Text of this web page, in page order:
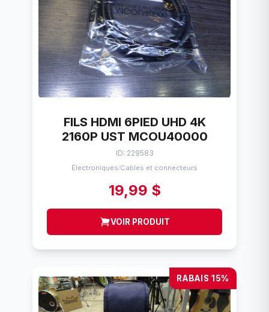
FILS HDMI 6PIED UHD 4K
2160P UST MCOU40000
ID: 229583
Électroniques/Cables et connecteurs
19,99 $
VOIR PRODUIT
RABAIS 15%